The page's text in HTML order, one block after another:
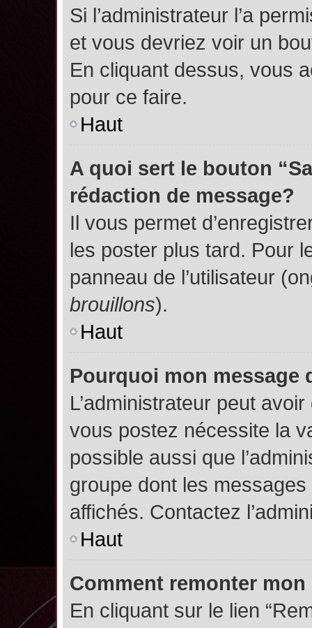
Si l’administrateur l’a
et vous devriez voir un
En cliquant dessus, vous
pour ce faire.
Haut
A quoi sert le bouton
rédaction de message?
Il vous permet
les poster plus tard. Pour
panneau de l’utilisateur
brouillons).
Haut
Pourquoi mon message
L’administrateur peut
vous postez nécessite la
possible aussi que
groupe dont les
affichés. Contactez
Haut
Comment remonter
En cliquant sur le lien